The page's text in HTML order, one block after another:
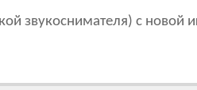
звукоснимателя) с новой